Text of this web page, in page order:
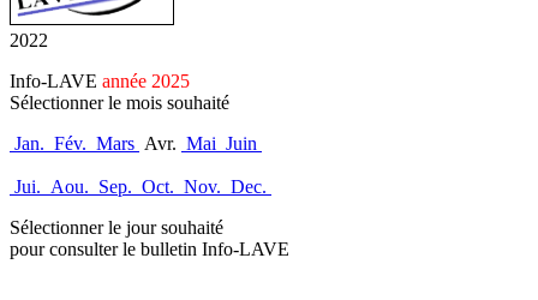
2022
Info-LAVE année 2025
Sélectionner le mois souhaité
Jan. Fév. Mars Avr. Mai Juin
Jui. Aou. Sep. Oct. Nov. Dec.
Sélectionner le jour souhaité
pour consulter le bulletin Info-LAVE